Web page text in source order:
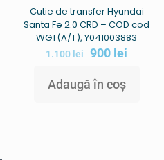
Cutie de transfer Hyundai
Santa Fe 2.0 CRD – COD cod
WGT(A/T), Y041003883
1.100lei 900 lei
Adaugă în coș